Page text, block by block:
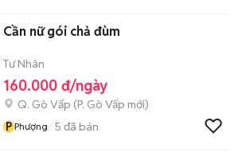
Cần nữ gói chả đùm
Tư Nhân
160.000 đ/ngày
Q. Gò Vấp (P. Gò Vấp mới)
P Phượng 5 đã bán